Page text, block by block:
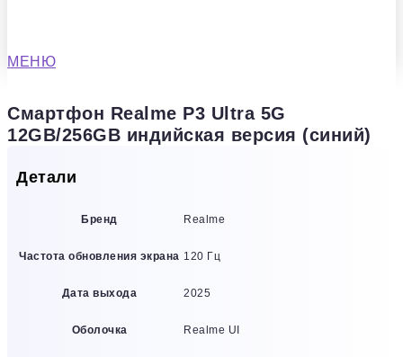
МЕНЮ
Смартфон Realme P3 Ultra 5G
12GB/256GB индийская версия (синий)
Детали
Бренд Realme
Частота обновления экрана 120 Гц
Дата выхода 2025
Оболочка Realme UI